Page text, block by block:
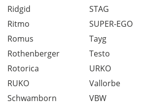
Ridgid
Ritmo
Romus
Rothenberger
Rotorica
RUKO
Schwamborn
STAG
SUPER-EGO
Tayg
Testo
URKO
Vallorbe
VBW